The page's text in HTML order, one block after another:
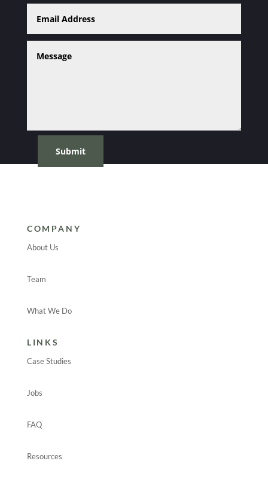
Submit
COMPANY
About Us
Team
What We Do
LINKS
Case Studies
Jobs
FAQ
Resources